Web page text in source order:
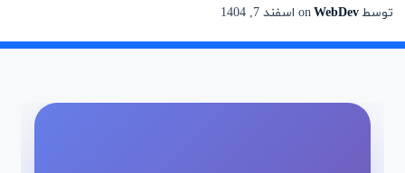
توسطWebDev
on اسفند 7, 1404